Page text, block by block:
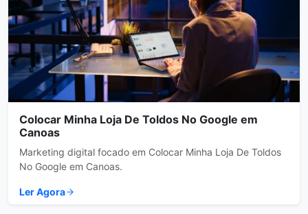
Colocar Minha Loja De Toldos No Google em
Canoas
Marketing digital focado em Colocar Minha Loja De Toldos
No Google em Canoas.
Ler Agora